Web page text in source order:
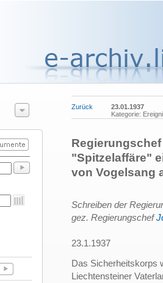
Zurück
23.01.1937
Kategorie:
"Spitzelaffäre"
von Vogelsang
Schreiben der
gez. Regierungschef
23.1.1937
Das Sicherheitskorps
Liechtensteiner